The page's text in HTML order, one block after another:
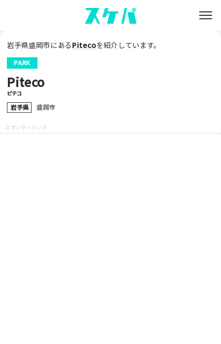
岩手県盛岡市にあるPitecoを紹介しています。
PARK
Piteco
ピテコ
岩手県 盛岡市